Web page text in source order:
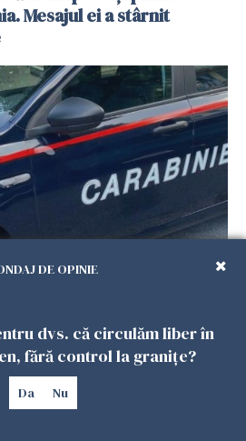
Mesajul ei a stârnit
DE OPINIE
dvs. că circulăm liber în
fără control la granițe?
Da Nu